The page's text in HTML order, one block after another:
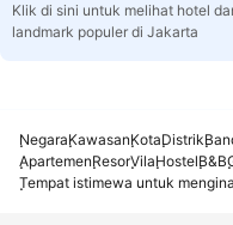
Klik di sini untuk melihat hotel
landmark populer di Jakarta
NegaraKawasanKotaDistrik
ApartemenResorVilaHostelB&B
Tempat istimewa untuk